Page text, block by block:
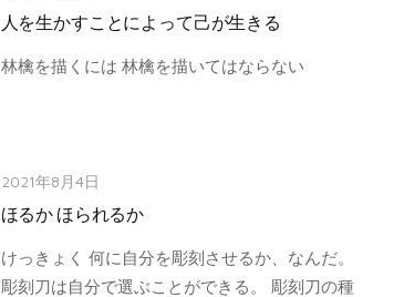
人を生かすことによって己が生きる
林檎を描くには 林檎を描いてはならない
2021年8月4日
ほるか ほられるか
けっきょく 何に自分を彫刻させるか、なんだ。
彫刻刀は自分で選ぶことができる。 彫刻刀の種